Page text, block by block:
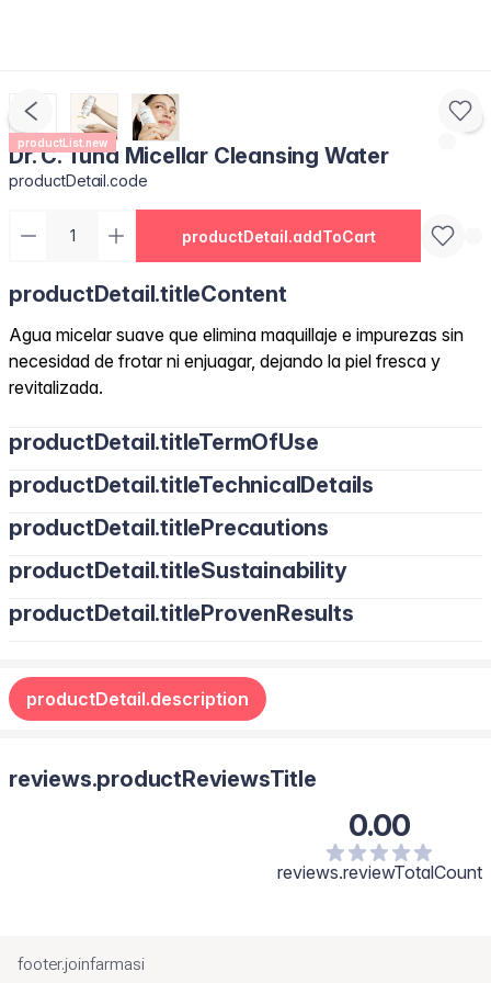
productList.new
Dr. C. Tuna Micellar Cleansing Water
productDetail.code
productDetail.addToCart
productDetail.titleContent
Agua micelar suave que elimina maquillaje e impurezas sin
necesidad de frotar ni enjuagar, dejando la piel fresca y
revitalizada.
productDetail.titleTermOfUse
productDetail.titleTechnicalDetails
productDetail.titlePrecautions
Solo uso externo. Evita contacto con los ojos. Suspende en caso
productDetail.titleSustainability
productDetail.titleProvenResults
productDetail.description
reviews.productReviewsTitle
0.00
reviews.reviewTotalCount
footer.joinfarmasi